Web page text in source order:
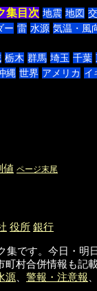
集目次 地震 地図
ー 雷 水源 気温・風
栃木 群馬 埼玉 千葉
縄 世界 アメリカ イ
値 ページ末尾
役所 銀行
集です。今日・
村合併情報も記
源、 警報・注意報、